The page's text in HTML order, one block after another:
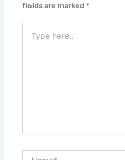
fields are marked *
here..